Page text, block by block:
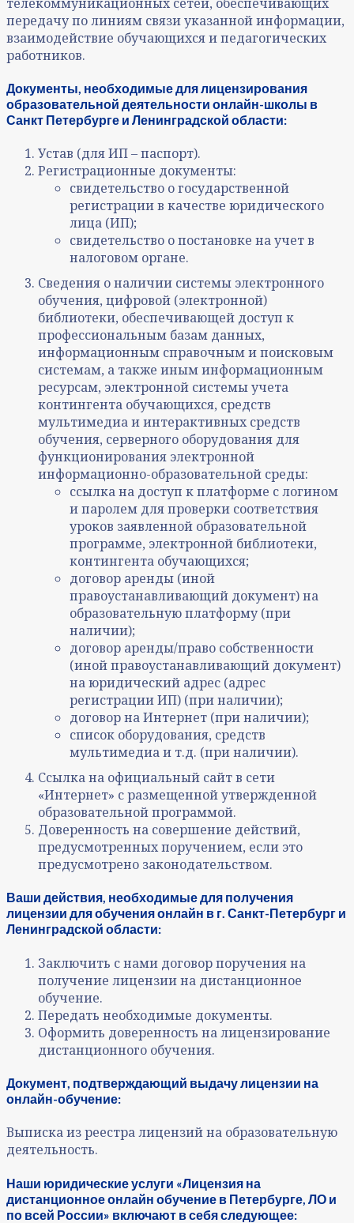
передачу по линиям связи указанной информации,
взаимодействие обучающихся и педагогических
работников.
Документы, необходимые для лицензирования
образовательной деятельности онлайн-школы в
Санкт Петербурге и Ленинградской области:
Устав (для ИП – паспорт).
Регистрационные документы:
свидетельство о государственной
регистрации в качестве юридического
лица (ИП);
свидетельство о постановке на учет в
налоговом органе.
Сведения о наличии системы электронного
обучения, цифровой (электронной)
библиотеки, обеспечивающей доступ к
профессиональным базам данных,
информационным справочным и поисковым
системам, а также иным информационным
ресурсам, электронной системы учета
контингента обучающихся, средств
мультимедиа и интерактивных средств
обучения, серверного оборудования для
функционирования электронной
информационно-образовательной среды:
ссылка на доступ к платформе с логином
и паролем для проверки соответствия
уроков заявленной образовательной
программе, электронной библиотеки,
контингента обучающихся;
договор аренды (иной
правоустанавливающий документ) на
образовательную платформу (при
наличии);
договор аренды/право собственности
(иной правоустанавливающий документ)
на юридический адрес (адрес
регистрации ИП) (при наличии);
договор на Интернет (при наличии);
список оборудования, средств
мультимедиа и т.д. (при наличии).
Ссылка на официальный сайт в сети
«Интернет» с размещенной утвержденной
образовательной программой.
Доверенность на совершение действий,
предусмотренных поручением, если это
предусмотрено законодательством.
Ваши действия, необходимые для получения
лицензии для обучения онлайн в г. Санкт-Петербург и
Ленинградской области:
Заключить с нами договор поручения на
получение лицензии на дистанционное
обучение.
Передать необходимые документы.
Оформить доверенность на лицензирование
дистанционного обучения.
Документ, подтверждающий выдачу лицензии на
онлайн-обучение:
Выписка из реестра лицензий на образовательную
деятельность.
Наши юридические услуги «Лицензия на
дистанционное онлайн обучение в Петербурге, ЛО и
по всей России» включают в себя следующее: